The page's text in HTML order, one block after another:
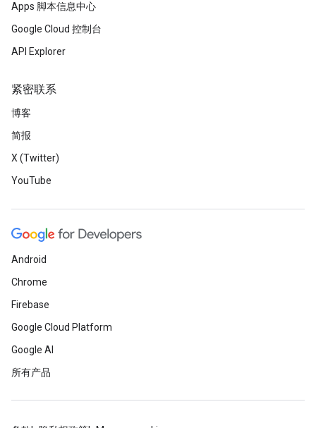
Apps 脚本信息中心
Google Cloud 控制台
API Explorer
紧密联系
博客
简报
X (Twitter)
YouTube
Android
Chrome
Firebase
Google Cloud Platform
Google AI
所有产品